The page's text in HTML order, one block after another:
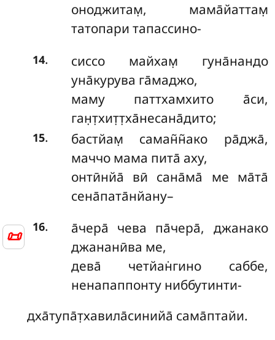
📜
оноджитам̣, мама̄йаттам̣
татопари тапассино-
14.
сиссо майхам̣ гуна̄нандо
уна̄курува га̄маджо,
маму паттхамхито а̄си,
ган̣т̣хит̣т̣ха̄несана̄дито;
15.
бастйам̣ саман̃н̃ако ра̄джа̄,
маччо мама пита̄ аху,
онтӣнйа̄ вӣ сана̄ма̄ ме ма̄та̄
сена̄пата̄нйану–
16.
а̄чера̄ чева па̄чера̄, джанако
джананӣва ме,
дева̄ четйан̇гино саббе,
ненапаппонту ниббутинти-
дха̄тупа̄т̣хавила̄синийа̄ сама̄птайи.